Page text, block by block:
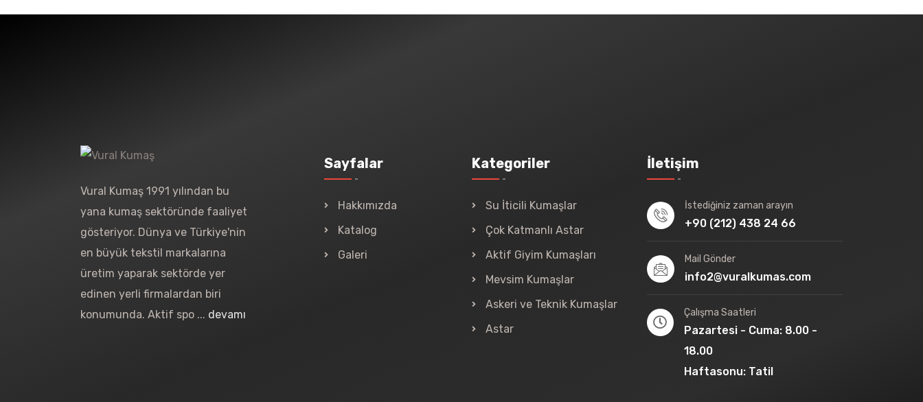
Vural Kumaş 1991 yılından bu
yana kumaş sektöründe faaliyet
gösteriyor. Dünya ve Türkiye'nin
en büyük tekstil markalarına
üretim yaparak sektörde yer
edinen yerli firmalardan biri
konumunda. Aktif spo ... devamı
Sayfalar
Hakkımızda
Katalog
Galeri
Kategoriler
Su İticili Kumaşlar
Çok Katmanlı Astar
Aktif Giyim Kumaşları
Mevsim Kumaşlar
Askeri ve Teknik Kumaşlar
Astar
İletişim
İstediğiniz zaman arayın
+90 (212) 438 24 66
Mail Gönder
info2@vuralkumas.com
Çalışma Saatleri
Pazartesi - Cuma: 8.00 -
18.00
Haftasonu: Tatil